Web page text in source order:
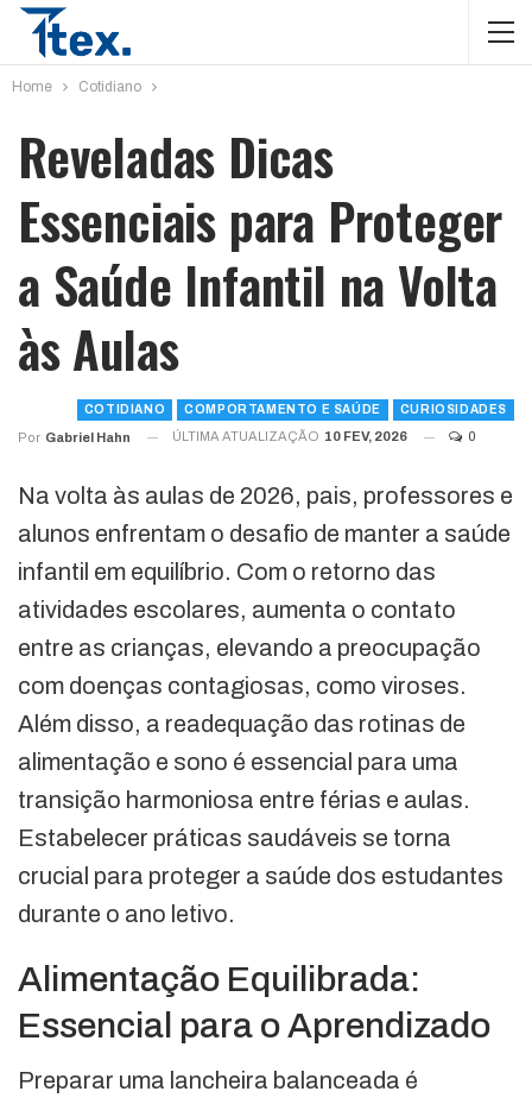
Home Cotidiano
Reveladas Dicas
Essenciais para Proteger
a Saúde Infantil na Volta
às Aulas
COTIDIANO COMPORTAMENTO E SAÚDE CURIOSIDADES
Por Gabriel Hahn ÚLTIMA ATUALIZAÇÃO 10 FEV, 2026 0
Na volta às aulas de 2026, pais, professores e
alunos enfrentam o desafio de manter a saúde
infantil em equilíbrio. Com o retorno das
atividades escolares, aumenta o contato
entre as crianças, elevando a preocupação
com doenças contagiosas, como viroses.
Além disso, a readequação das rotinas de
alimentação e sono é essencial para uma
transição harmoniosa entre férias e aulas.
Estabelecer práticas saudáveis se torna
crucial para proteger a saúde dos estudantes
durante o ano letivo.
Alimentação Equilibrada:
Essencial para o Aprendizado
Preparar uma lancheira balanceada é